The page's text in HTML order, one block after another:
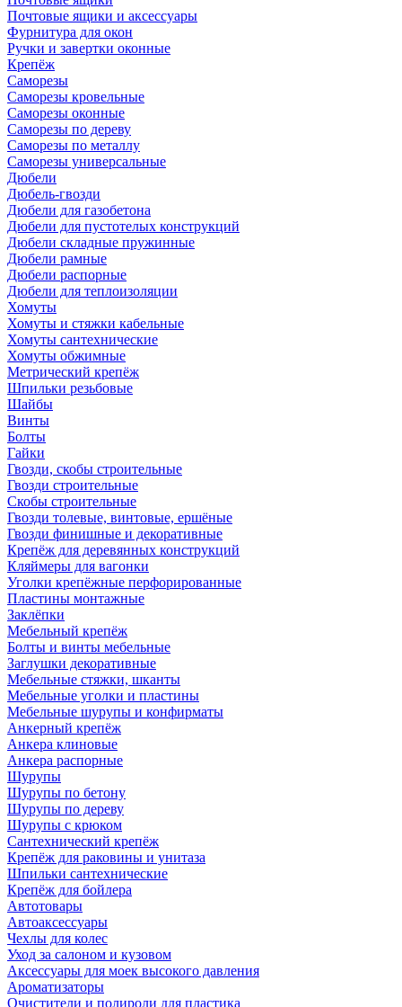
Почтовые ящики и аксессуары
Фурнитура для окон
Ручки и завертки оконные
Крепёж
Саморезы
Саморезы кровельные
Саморезы оконные
Саморезы по дереву
Саморезы по металлу
Саморезы универсальные
Дюбели
Дюбель-гвозди
Дюбели для газобетона
Дюбели для пустотелых конструкций
Дюбели складные пружинные
Дюбели рамные
Дюбели распорные
Дюбели для теплоизоляции
Хомуты
Хомуты и стяжки кабельные
Хомуты сантехнические
Хомуты обжимные
Метрический крепёж
Шпильки резьбовые
Шайбы
Винты
Болты
Гайки
Гвозди, скобы строительные
Гвозди строительные
Скобы строительные
Гвозди толевые, винтовые, ершёные
Гвозди финишные и декоративные
Крепёж для деревянных конструкций
Кляймеры для вагонки
Уголки крепёжные перфорированные
Пластины монтажные
Заклёпки
Мебельный крепёж
Болты и винты мебельные
Заглушки декоративные
Мебельные стяжки, шканты
Мебельные уголки и пластины
Мебельные шурупы и конфирматы
Анкерный крепёж
Анкера клиновые
Анкера распорные
Шурупы
Шурупы по бетону
Шурупы по дереву
Шурупы с крюком
Сантехнический крепёж
Крепёж для раковины и унитаза
Шпильки сантехнические
Крепёж для бойлера
Автотовары
Автоаксессуары
Чехлы для колес
Уход за салоном и кузовом
Аксессуары для моек высокого давления
Ароматизаторы
Очистители и полироли для пластика